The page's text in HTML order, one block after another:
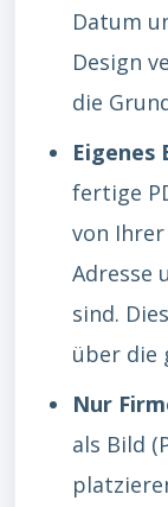
Datum
Design
die
Eigenes
fertige
von
Adresse
sind.
über die
Nur
als Bild